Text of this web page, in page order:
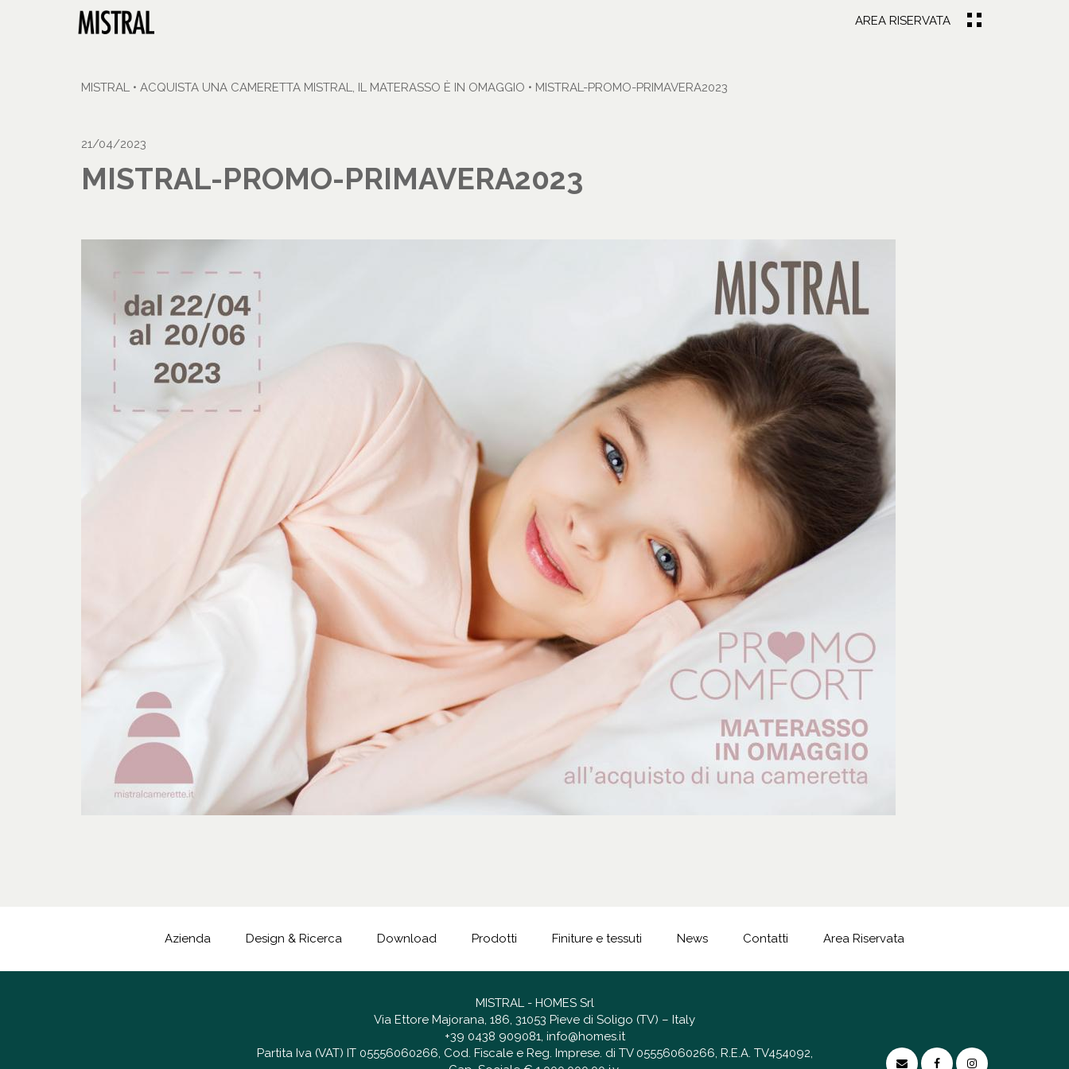
AREA RISERVATA
MISTRAL • ACQUISTA UNA CAMERETTA MISTRAL, IL MATERASSO È IN OMAGGIO • MISTRAL-PROMO-PRIMAVERA2023
21/04/2023
MISTRAL-PROMO-PRIMAVERA2023
Azienda Design & Ricerca Download Prodotti Finiture e tessuti News Contatti Area Riservata
MISTRAL - HOMES Srl
Via Ettore Majorana, 186, 31053 Pieve di Soligo (TV) – Italy
+39 0438 909081, info@homes.it
Partita Iva (VAT) IT 05556060266, Cod. Fiscale e Reg. Imprese. di TV 05556060266, R.E.A. TV454092,